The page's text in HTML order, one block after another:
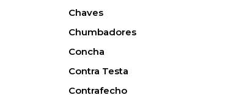
Chaves
Chumbadores
Concha
Contra Testa
Contrafecho